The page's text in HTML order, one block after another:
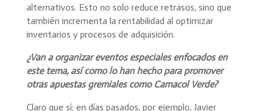
alternativos. Esto no solo reduce retrasos, sino que
también incrementa la rentabilidad al optimizar
inventarios y procesos de adquisición.
¿Van a organizar eventos especiales enfocados en
este tema, así como lo han hecho para promover
otras apuestas gremiales como Camacol Verde?
Claro que sí; en días pasados, por ejemplo, Javier